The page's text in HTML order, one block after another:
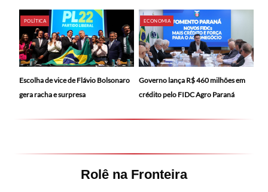
POLÍTICA
Escolha de vice de Flávio Bolsonaro
gera racha e surpresa
ECONOMIA
Governo lança R$ 460 milhões em
crédito pelo FIDC Agro Paraná
Rolê na Fronteira